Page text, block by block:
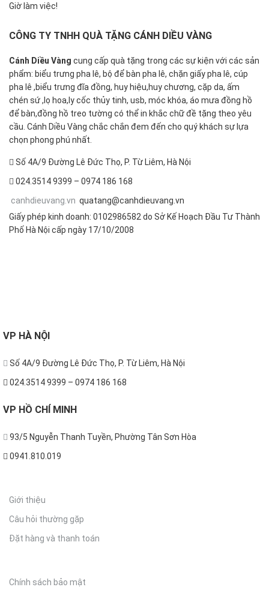
Giờ làm việc!
CÔNG TY TNHH QUÀ TẶNG CÁNH DIỀU VÀNG
Cánh Diều Vàng cung cấp quà tặng trong các sự kiện với các sản
phẩm: biểu trưng pha lê, bộ để bàn pha lê, chặn giấy pha lê, cúp
pha lê ,biểu trưng đĩa đồng, huy hiệu,huy chương, cặp da, ấm
chén sứ ,lọ hoa,ly cốc thủy tinh, usb, móc khóa, áo mưa đồng hồ
để bàn,đồng hồ treo tường có thể in khắc chữ đề tặng theo yêu
cầu. Cánh Diều Vàng chắc chắn đem đến cho quý khách sự lựa
chọn phong phú nhất.
Số 4A/9 Đường Lê Đức Thọ, P. Từ Liêm, Hà Nội
024.3514 9399 – 0974 186 168
canhdieuvang.vn quatang@canhdieuvang.vn
Giấy phép kinh doanh: 0102986582 do Sở Kế Hoạch Đầu Tư Thành
Phố Hà Nội cấp ngày 17/10/2008
VP HÀ NỘI
Số 4A/9 Đường Lê Đức Thọ, P. Từ Liêm, Hà Nội
024.3514 9399 – 0974 186 168
VP HỒ CHÍ MINH
93/5 Nguyễn Thanh Tuyền, Phường Tân Sơn Hòa
0941.810.019
Giới thiệu
Câu hỏi thường gặp
Đặt hàng và thanh toán
Chính sách bảo mật